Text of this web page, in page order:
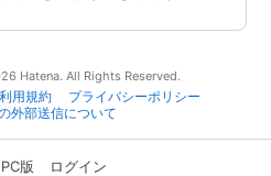
Hatena. All Rights Reserved.
利用規約
プライバシーポリシー
外部送信について
PC版 ログイン